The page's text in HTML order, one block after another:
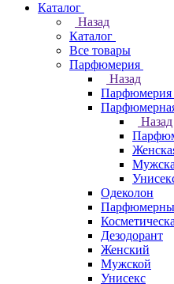
Каталог
Назад
Каталог
Все товары
Парфюмерия
Назад
Парфюмерия
Назад
Одеколон
Дезодорант
Женский
Мужской
Унисекс